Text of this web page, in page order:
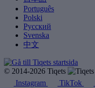
Português
Polski
Русский
Svenska
中文
© 2014-2026 Tiqets
Instagram
TikTok